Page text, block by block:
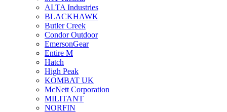
ALTA Industries
BLACKHAWK
Butler Creek
Condor Outdoor
EmersonGear
Entire M
Hatch
High Peak
KOMBAT UK
McNett Corporation
MILITANT
NORFIN